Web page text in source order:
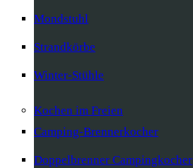
Mondstuhl
Strandkörbe
Winter-Stühle
Kochen im Freien
Camping-Brennerkocher
Doppelbrenner Campingkocher